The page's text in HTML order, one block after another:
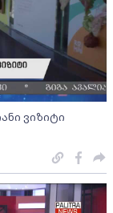
ვიზიტი